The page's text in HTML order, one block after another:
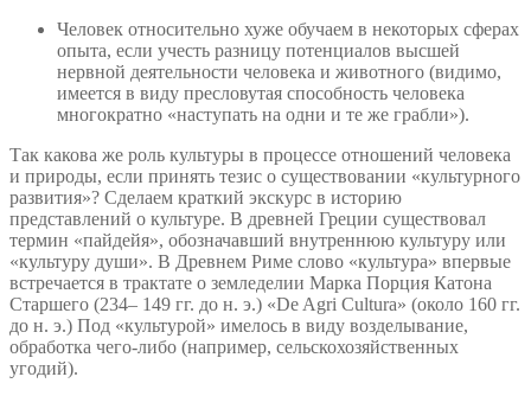
Человек относительно хуже обучаем в некоторых сферах
опыта, если учесть разницу потенциалов высшей
нервной деятельности человека и животного (видимо,
имеется в виду пресловутая способность человека
многократно «наступать на одни и те же грабли»).
Так какова же роль культуры в процессе отношений человека
и природы, если принять тезис о существовании «культурного
развития»? Сделаем краткий экскурс в историю
представлений о культуре. В древней Греции существовал
термин «пайдейя», обозначавший внутреннюю культуру или
«культуру души». В Древнем Риме слово «культура» впервые
встречается в трактате о земледелии Марка Порция Катона
Старшего (234– 149 гг. до н. э.) «De Agri Cultura» (около 160 гг.
до н. э.) Под «культурой» имелось в виду возделывание,
обработка чего-либо (например, сельскохозяйственных
угодий).